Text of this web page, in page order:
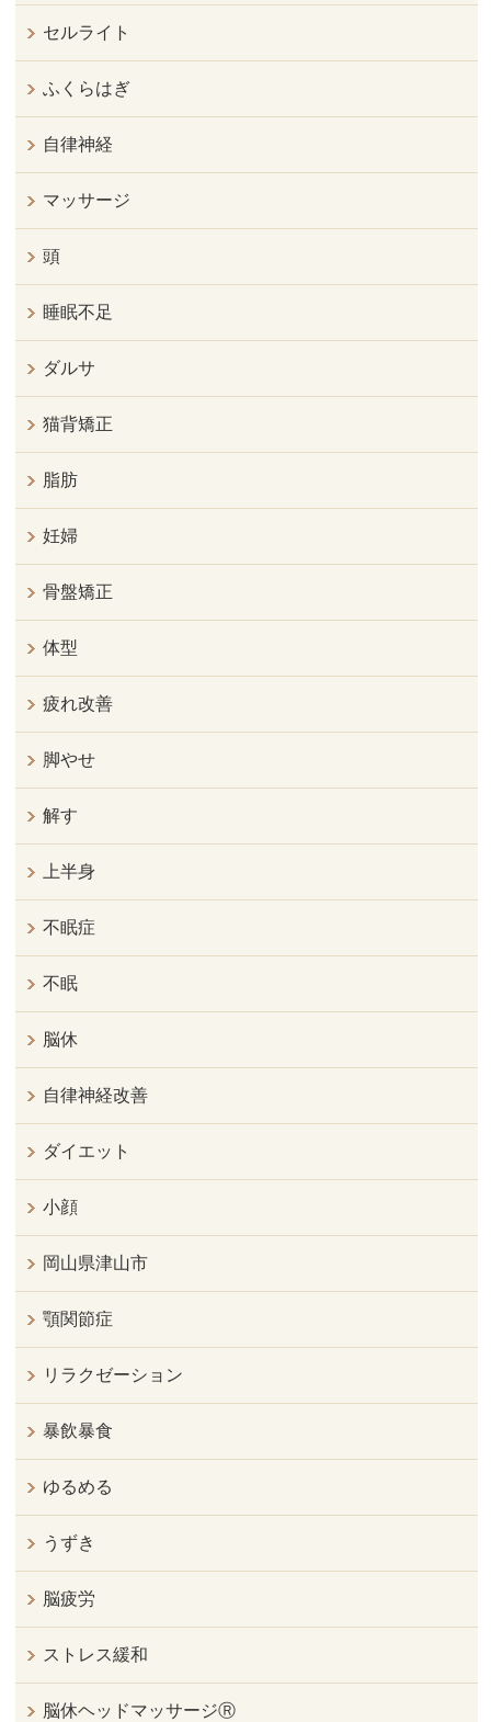
セルライト
ふくらはぎ
自律神経
マッサージ
頭
睡眠不足
ダルサ
猫背矯正
脂肪
妊婦
骨盤矯正
体型
疲れ改善
脚やせ
解す
上半身
不眠症
不眠
脳休
自律神経改善
ダイエット
小顔
岡山県津山市
顎関節症
リラクゼーション
暴飲暴食
ゆるめる
うずき
脳疲労
ストレス緩和
脳休ヘッドマッサージⓇ